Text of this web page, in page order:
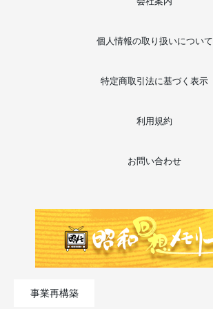
個人情報の取り扱いについて
特定商取引法に基づく表示
利用規約
お問い合わせ
事業再構築